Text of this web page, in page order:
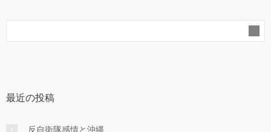
最近の投稿
反自衛隊感情と沖縄